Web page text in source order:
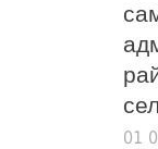
01